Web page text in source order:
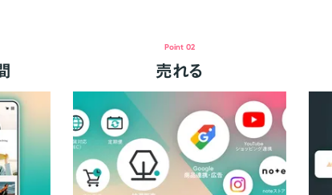
Point 02
売れる